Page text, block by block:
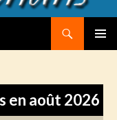
en août 2026